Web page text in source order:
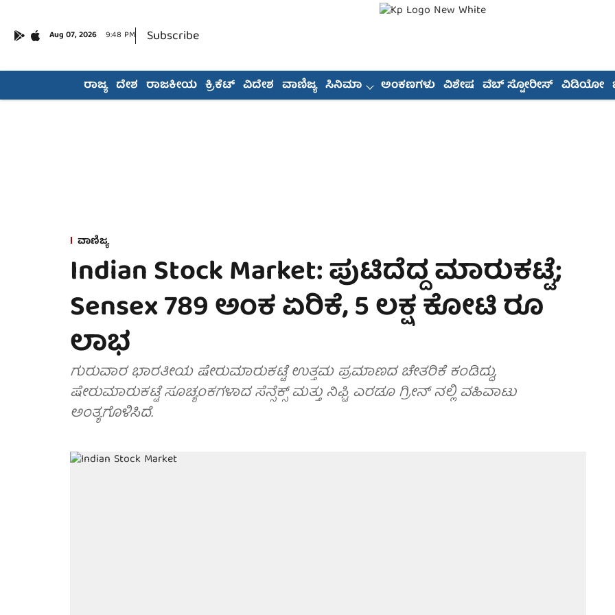
Aug 07, 2026 9:48 PM Subscribe
ರಾಜ್ಯ ದೇಶ ರಾಜಕೀಯ ಕ್ರಿಕೆಟ್ ವಿದೇಶ ವಾಣಿಜ್ಯ ಸಿನಿಮಾ ಅಂಕಣಗಳು ವಿಶೇಷ ವೆಬ್ ಸ್ಟೋರೀಸ್ ವಿಡಿಯೋ
ವಾಣಿಜ್ಯ
Indian Stock Market: ಪುಟಿದೆದ್ದ ಮಾರುಕಟ್ಟೆ;
Sensex 789 ಅಂಕ ಏರಿಕೆ, 5 ಲಕ್ಷ ಕೋಟಿ ರೂ
ಲಾಭ
ಗುರುವಾರ ಭಾರತೀಯ ಷೇರುಮಾರುಕಟ್ಟೆ ಉತ್ತಮ ಪ್ರಮಾಣದ ಚೇತರಿಕೆ ಕಂಡಿದ್ದು,
ಷೇರುಮಾರುಕಟ್ಟೆ ಸೂಚ್ಯಂಕಗಳಾದ ಸೆನ್ಸೆಕ್ಸ್ ಮತ್ತು ನಿಫ್ಟಿ ಎರಡೂ ಗ್ರೀನ್ ನಲ್ಲಿ ವಹಿವಾಟು
ಅಂತ್ಯಗೊಳಿಸಿದೆ.